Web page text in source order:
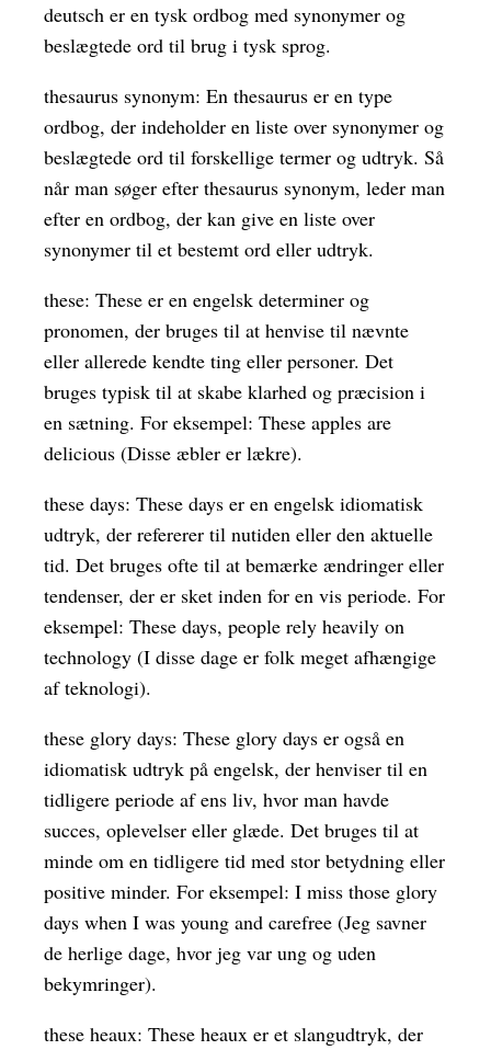
deutsch er en tysk ordbog med synonymer og
beslægtede ord til brug i tysk sprog.
thesaurus synonym: En thesaurus er en type
ordbog, der indeholder en liste over synonymer og
beslægtede ord til forskellige termer og udtryk. Så
når man søger efter thesaurus synonym, leder man
efter en ordbog, der kan give en liste over
synonymer til et bestemt ord eller udtryk.
these: These er en engelsk determiner og
pronomen, der bruges til at henvise til nævnte
eller allerede kendte ting eller personer. Det
bruges typisk til at skabe klarhed og præcision i
en sætning. For eksempel: These apples are
delicious (Disse æbler er lækre).
these days: These days er en engelsk idiomatisk
udtryk, der refererer til nutiden eller den aktuelle
tid. Det bruges ofte til at bemærke ændringer eller
tendenser, der er sket inden for en vis periode. For
eksempel: These days, people rely heavily on
technology (I disse dage er folk meget afhængige
af teknologi).
these glory days: These glory days er også en
idiomatisk udtryk på engelsk, der henviser til en
tidligere periode af ens liv, hvor man havde
succes, oplevelser eller glæde. Det bruges til at
minde om en tidligere tid med stor betydning eller
positive minder. For eksempel: I miss those glory
days when I was young and carefree (Jeg savner
de herlige dage, hvor jeg var ung og uden
bekymringer).
these heaux: These heaux er et slangudtryk, der